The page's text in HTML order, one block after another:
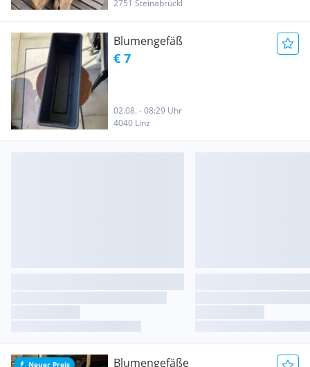
2751 Steinabrückl
Blumengefäß
€ 7
02.08. - 08:29 Uhr
4040 Linz
Neuer Preis Blumengefäße